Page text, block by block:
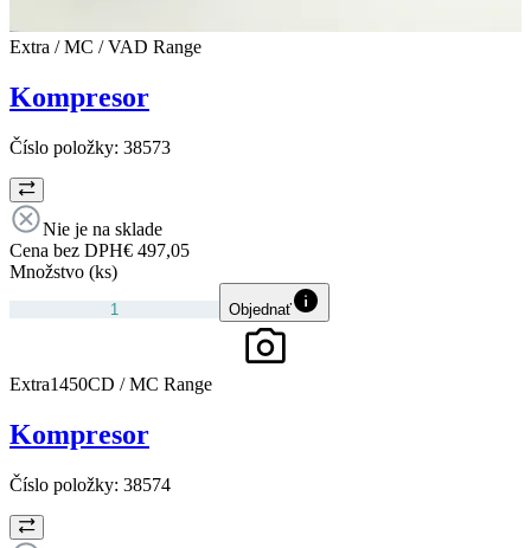
Extra / MC / VAD Range
Kompresor
Číslo položky: 38573
Nie je na sklade
Cena bez DPH€ 497,05
Množstvo (ks)
Objednať
Extra1450CD / MC Range
Kompresor
Číslo položky: 38574